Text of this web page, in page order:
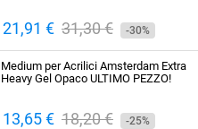
Prezzo
21,91 € Prezzo
base
31,30 € -30%
Medium per Acrilici Amsterdam Extra
Heavy Gel Opaco ULTIMO PEZZO!
Prezzo
13,65 € Prezzo
18,20 € -25%